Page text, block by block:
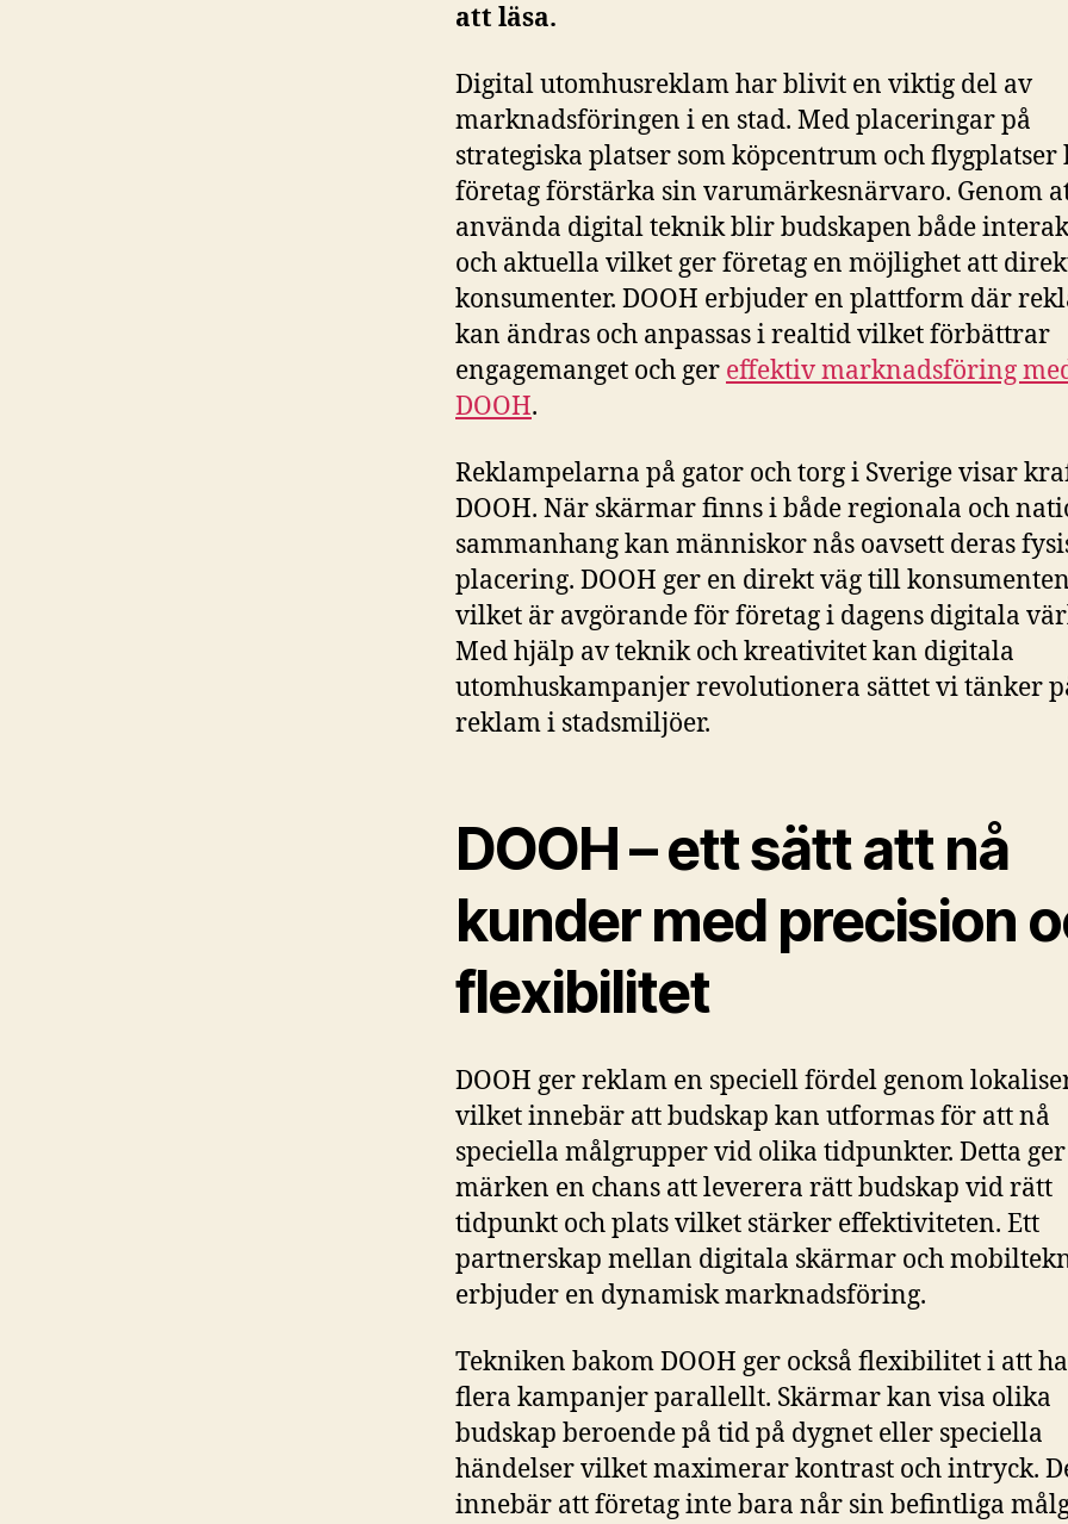
att läsa.
Digital utomhusreklam har blivit en viktig del av
marknadsföringen i en stad. Med placeringar på
strategiska platser som köpcentrum och flygplatser
företag förstärka sin varumärkesnärvaro. Genom
använda digital teknik blir budskapen både
och aktuella vilket ger företag en möjlighet att
konsumenter. DOOH erbjuder en plattform där
kan ändras och anpassas i realtid vilket förbättrar
engagemanget och ger effektiv marknadsföring
DOOH.
Reklampelarna på gator och torg i Sverige visar
DOOH. När skärmar finns i både regionala och
sammanhang kan människor nås oavsett deras
placering. DOOH ger en direkt väg till
vilket är avgörande för företag i dagens digitala
Med hjälp av teknik och kreativitet kan digitala
utomhuskampanjer revolutionera sättet vi tänker
reklam i stadsmiljöer.
DOOH – ett sätt att nå
kunder med precision
flexibilitet
DOOH ger reklam en speciell fördel genom
vilket innebär att budskap kan utformas för att nå
speciella målgrupper vid olika tidpunkter. Detta ger
märken en chans att leverera rätt budskap vid rätt
tidpunkt och plats vilket stärker effektiviteten. Ett
partnerskap mellan digitala skärmar och
erbjuder en dynamisk marknadsföring.
Tekniken bakom DOOH ger också flexibilitet i att
flera kampanjer parallellt. Skärmar kan visa olika
budskap beroende på tid på dygnet eller speciella
händelser vilket maximerar kontrast och intryck.
innebär att företag inte bara når sin befintliga